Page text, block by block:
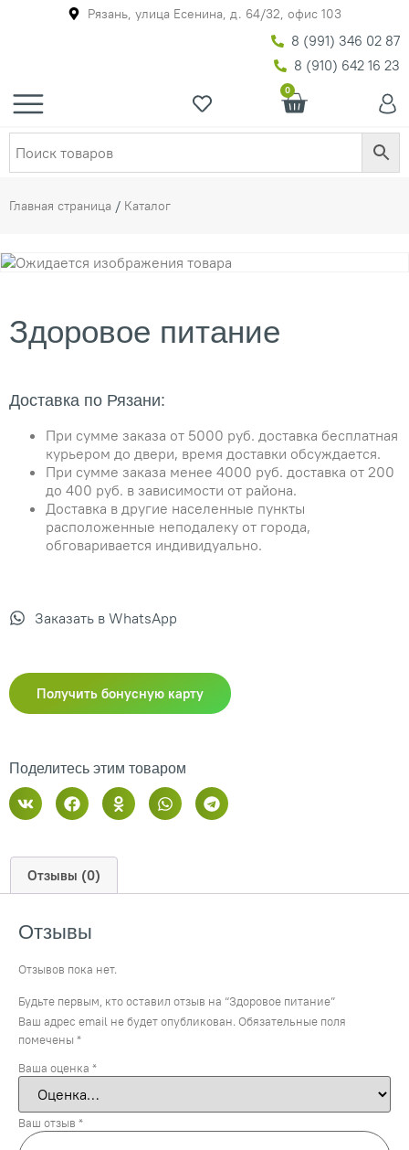
Рязань, улица Есенина, д. 64/32, офис 103
8 (991) 346 02 87
8 (910) 642 16 23
0
Главная страница / Каталог
Здоровое питание
Доставка по Рязани:
При сумме заказа от 5000 руб. доставка бесплатная
курьером до двери, время доставки обсуждается.
При сумме заказа менее 4000 руб. доставка от 200
до 400 руб. в зависимости от района.
Доставка в другие населенные пункты
расположенные неподалеку от города,
обговаривается индивидуально.
Заказать в WhatsApp
Получить бонусную карту
Поделитесь этим товаром
Отзывы (0)
Отзывы
Отзывов пока нет.
Будьте первым, кто оставил отзыв на “Здоровое питание”
Ваш адрес email не будет опубликован. Обязательные поля
помечены *
Ваша оценка *
Ваш отзыв *